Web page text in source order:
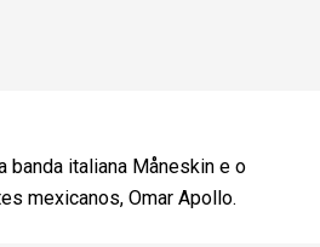
banda italiana Måneskin e o
mexicanos, Omar Apollo.